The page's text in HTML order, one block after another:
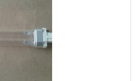
maiores
em contato com a